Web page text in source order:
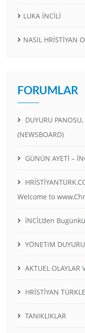
LUKA İNCİLİ
NASIL HRİSTİYAN
FORUMLAR
DUYURU
(NEWSBOARD)
GÜNÜN AYETİ –
Welcome to
İNCİL’den
YÖNETiM
AKTUEL OLAYLAR
HRİSTİYAN
TANIKLIKLAR